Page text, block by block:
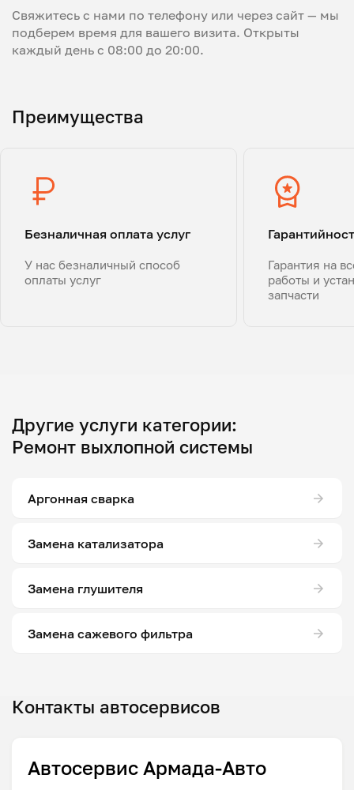
Свяжитесь с нами по телефону или через сайт — мы
подберем время для вашего визита. Открыты
каждый день с 08:00 до 20:00.
Преимущества
Безналичная оплата услуг
У нас безналичный способ
оплаты услуг
Гарантия на
работы и
запчасти
Другие услуги категории:
Ремонт выхлопной системы
Аргонная сварка
Замена катализатора
Замена глушителя
Замена сажевого фильтра
Контакты автосервисов
Автосервис Армада-Авто